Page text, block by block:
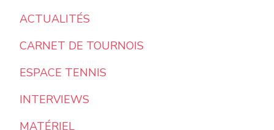
ACTUALITÉS
CARNET DE TOURNOIS
ESPACE TENNIS
INTERVIEWS
MATÉRIEL